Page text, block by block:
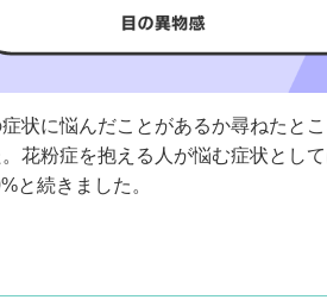
状に悩んだことがあるか尋ねたと
。花粉症を抱える人が悩む症状とし
と続きました。